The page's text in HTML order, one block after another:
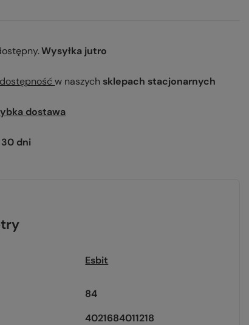
Wysyłka jutro
w naszych sklepach stacjonarnych
dostawa
30 dni
Esbit
84
4021684011218